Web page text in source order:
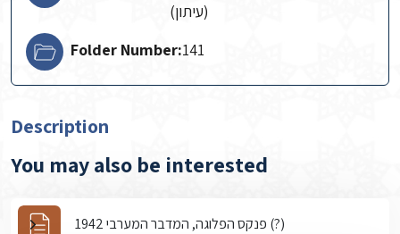
(עיתון)
Folder Number:141
Description
You may also be interested
פנקס הפלוגה, המדבר המערבי 1942 (?)